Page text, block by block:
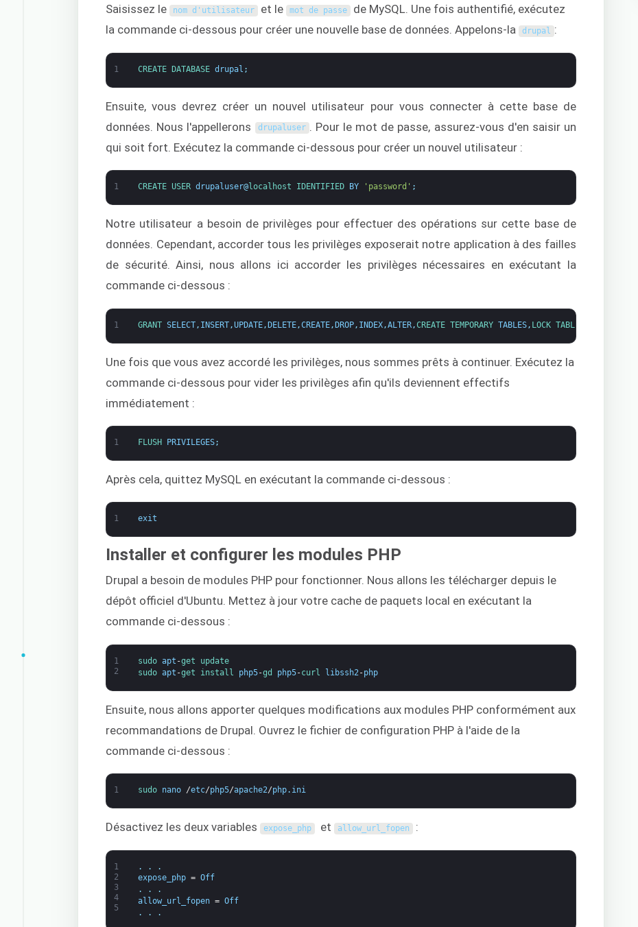
Saisissez le nom d'utilisateur et le mot de passe de MySQL. Une fois authentifié, exécutez
la commande ci-dessous pour créer une nouvelle base de données. Appelons-la drupal :
1 CREATE DATABASE drupal ;
Ensuite, vous devrez créer un nouvel utilisateur pour vous connecter à cette base de
données. Nous l'appellerons
drupaluser
. Pour le mot de passe, assurez-vous d'en saisir un
qui soit fort. Exécutez la commande ci-dessous pour créer un nouvel utilisateur :
1 CREATE USER drupaluser@localhost IDENTIFIED BY 'password' ;
Notre utilisateur a besoin de privilèges pour effectuer des opérations sur cette base de
données. Cependant, accorder tous les privilèges exposerait notre application à des failles
de sécurité. Ainsi, nous allons ici accorder les privilèges nécessaires en exécutant la
commande ci-dessous :
1 GRANT SELECT, INSERT,UPDATE,DELETE,CREATE,DROP, INDEX,ALTER,CREATE TEMPORARY TABLES, LOCK TABLES
Une fois que vous avez accordé les privilèges, nous sommes prêts à continuer. Exécutez la
commande ci-dessous pour vider les privilèges afin qu'ils deviennent effectifs
immédiatement :
1 FLUSH PRIVILEGES;
Après cela, quittez MySQL en exécutant la commande ci-dessous :
1 exit
Installer et configurer les modules PHP
Drupal a besoin de modules PHP pour fonctionner. Nous allons les télécharger depuis le
dépôt officiel d'Ubuntu. Mettez à jour votre cache de paquets local en exécutant la
commande ci-dessous :
1
2
sudo apt -get update
sudo apt -get install php5-gd php5-curl libssh2 -php
Ensuite, nous allons apporter quelques modifications aux modules PHP conformément aux
recommandations de Drupal. Ouvrez le fichier de configuration PHP à l'aide de la
commande ci-dessous :
1 sudo nano /etc/php5/apache2/php. ini
Désactivez les deux variables expose_php et allow_url_fopen :
1
2
3
4
5
. .
.
expose_php = Off
.
.
.
allow_url_fopen = Off
.
. .